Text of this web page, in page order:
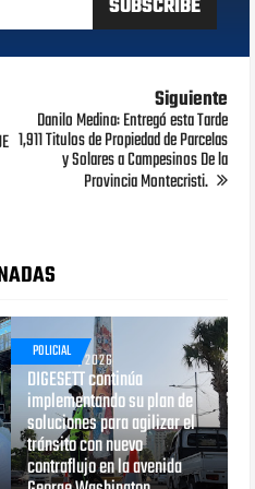
Siguiente
Danilo Medina: Entregó esta Tarde
1,911 Titulos de Propiedad de Parcelas
y Solares a Campesinos De la
Provincia Montecristi.
POLICIAL
JUNIO 29, 2026
DIGESETT continúa
implementando su plan de
soluciones para agilizar el
tránsito con nuevo
contraflujo en la avenida